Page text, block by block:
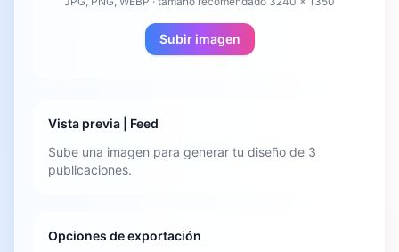
Subir imagen
Vista previa | Feed
Sube una imagen para generar tu diseño de 3
publicaciones.
Opciones de exportación